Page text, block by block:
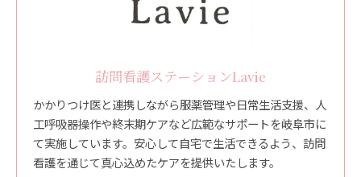
訪問看護ステーションLavie
かかりつけ医と連携しながら服薬管理や日常生活支援、人
工呼吸器操作や終末期ケアなど広範なサポートを岐阜市に
て実施しています。安心して自宅で生活できるよう、訪問
看護を通じて真心込めたケアを提供いたします。